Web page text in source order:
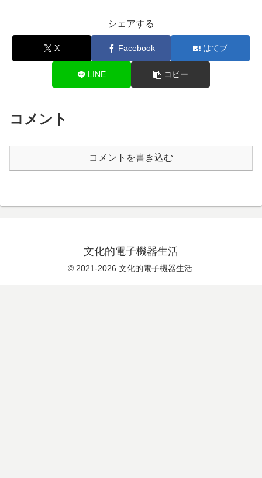
シェアする
X Facebook はてブ
LINE コピー
コメント
コメントを書き込む
文化的電子機器生活
© 2021-2026 文化的電子機器生活.